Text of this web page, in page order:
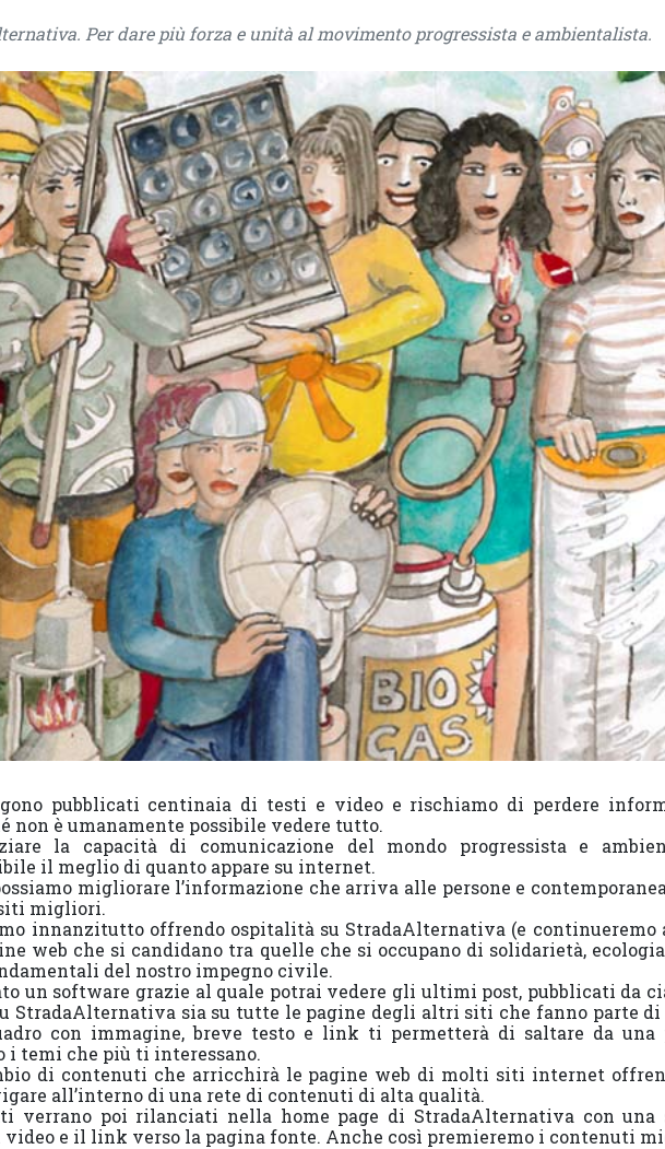
Per dare più forza e unità al movimento progressista e ambientalista.
pubblicati centinaia di testi e video e rischiamo di perdere
non è umanamente possibile vedere tutto.
la capacità di comunicazione del mondo progressista e
il meglio di quanto appare su internet.
migliorare l’informazione che arriva alle persone e
migliori.
innanzitutto offrendo ospitalità su StradaAlternativa (e continueremo
web che si candidano tra quelle che si occupano di solidarietà,
del nostro impegno civile.
un software grazie al quale potrai vedere gli ultimi post, pubblicati da
StradaAlternativa sia su tutte le pagine degli altri siti che fanno parte di
con immagine, breve testo e link ti permetterà di saltare da una
i temi che più ti interessano.
di contenuti che arricchirà le pagine web di molti siti internet
all’interno di una rete di contenuti di alta qualità.
verrano poi rilanciati nella home page di StradaAlternativa con una
video e il link verso la pagina fonte. Anche così premieremo i contenuti